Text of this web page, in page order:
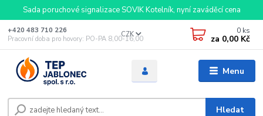
Sada poruchové signalizace SOVIK Kotelník, nyní zaváděcí cena
Menu
CZK
Hledat
+420 483 710 226
Pracovní doba pro hovory: PO-PA 8,00-16,00
0 ks
za 0,00 Kč